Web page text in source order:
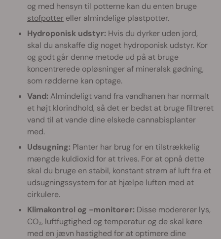
og med hensyn til potterne kan du enten bruge
stofpotter eller almindelige plastpotter.
Hydroponisk udstyr: Hvis du dyrker uden jord,
skal du anskaffe dig noget hydroponisk udstyr. Kor
og godt går denne metode ud på at bruge
koncentrerede opløsninger af mineralsk gødning,
som rødderne kan optage.
Vand: Almindeligt vand fra vandhanen har normalt
et højt klorindhold, så det er bedst at bruge filtreret
vand til at vande dine elskede cannabisplanter
med.
Udsugning: Planter har brug for en tilstrækkelig
mængde kuldioxid for at trives. For at opnå dette
skal du bruge en stabil, konstant strøm af luft fra et
udsugningssystem for at hjælpe luften med at
cirkulere.
Klimakontrol og -monitorer: Disse modererer lys,
CO₂, luftfugtighed og temperatur og de skal køre
med en jævn hastighed for at optimere dine